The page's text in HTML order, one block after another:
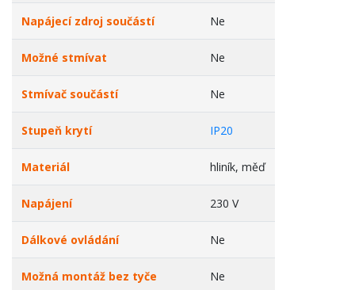
Napájecí zdroj součástí Ne
Možné stmívat Ne
Stmívač součástí Ne
Stupeň krytí IP20
Materiál hliník, měď
Napájení 230 V
Dálkové ovládání Ne
Možná montáž bez tyče Ne